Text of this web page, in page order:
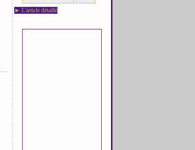
► L'article détaillé